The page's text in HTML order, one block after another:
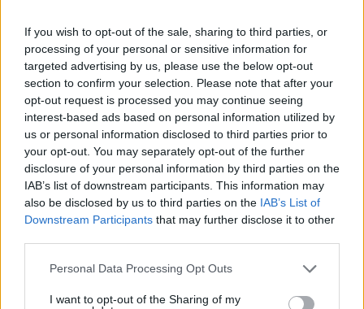
If you wish to opt-out of the sale, sharing to third parties, or
processing of your personal or sensitive information for
targeted advertising by us, please use the below opt-out
section to confirm your selection. Please note that after your
opt-out request is processed you may continue seeing
interest-based ads based on personal information utilized by
us or personal information disclosed to third parties prior to
your opt-out. You may separately opt-out of the further
disclosure of your personal information by third parties on the
IAB’s list of downstream participants. This information may
also be disclosed by us to third parties on the IAB’s List of
Downstream Participants that may further disclose it to other
Please note that this website/app uses one or more Google
not limited to your visit or usage behaviour. You may click to
Personal Data Processing Opt Outs
I want to opt-out of the Sharing of my
Loaded:
100.00%
Δήμας: Το ελικόπτερο είχε άδεια να προσγειωθεί
στο ελικοδρόμιο του νησιού στις Αλυκές και όχι
στο Σαρακήνικο
09.08.2026, 21:55
Γιαννακόπουλος για Ολυμπιακό: «Πριν
10 χρόνια φώναζαν οφσάιντ, δεν